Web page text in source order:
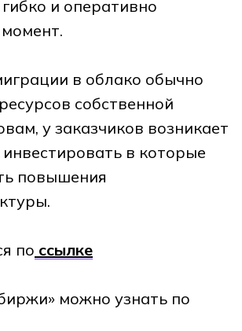
и оперативно
в облако обычно
собственной
у заказчиков возникает
в которые
повышения
по ссылке
можно узнать по